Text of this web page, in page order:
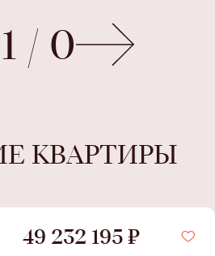
1 / 0
КВАРТИРЫ
49 232 195 ₽